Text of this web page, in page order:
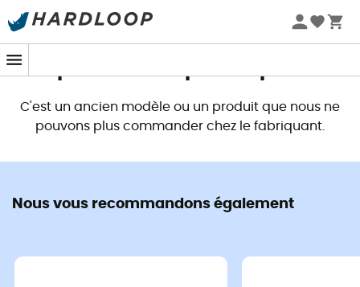
Promos d'été 🔥 -5 % EXTRA dès 2 produits* code Summer5
C'est un ancien modèle ou un produit que nous ne
pouvons plus commander chez le fabriquant.
Nous vous recommandons également